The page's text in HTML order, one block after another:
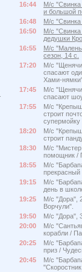
16:44
М/с "Свинка
и большой
16:48
М/с "Свинка
16:50
М/с "Свинка
дедушки
16:55
М/с
сезон, 14 с.
17:20
М/с
спасают
Хами-
17:45
М/с
спасают
17:55
М/с
строит
18:20
М/с
строит
18:30
М/с "Мистер
помощник /
18:55
М/с
прекрасный
19:15
М/с
день в
19:25
М/с "Дора",
Ворчули".
19:50
М/с "Дора",
20:00
М/с
корабли /
20:25
М/с
приз /
20:45
М/с